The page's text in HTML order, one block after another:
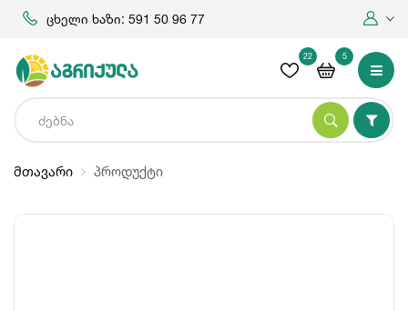
ცხელი ხაზი: 591 50 96 77
22 5
მთავარი პროდუქტი